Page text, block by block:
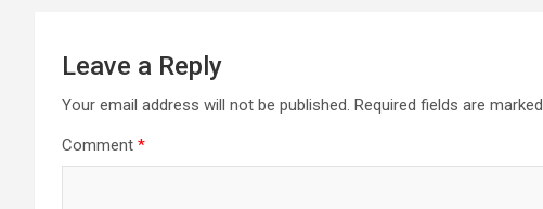
Leave a Reply
Your email address will not be published. Required fields are marked
Comment *